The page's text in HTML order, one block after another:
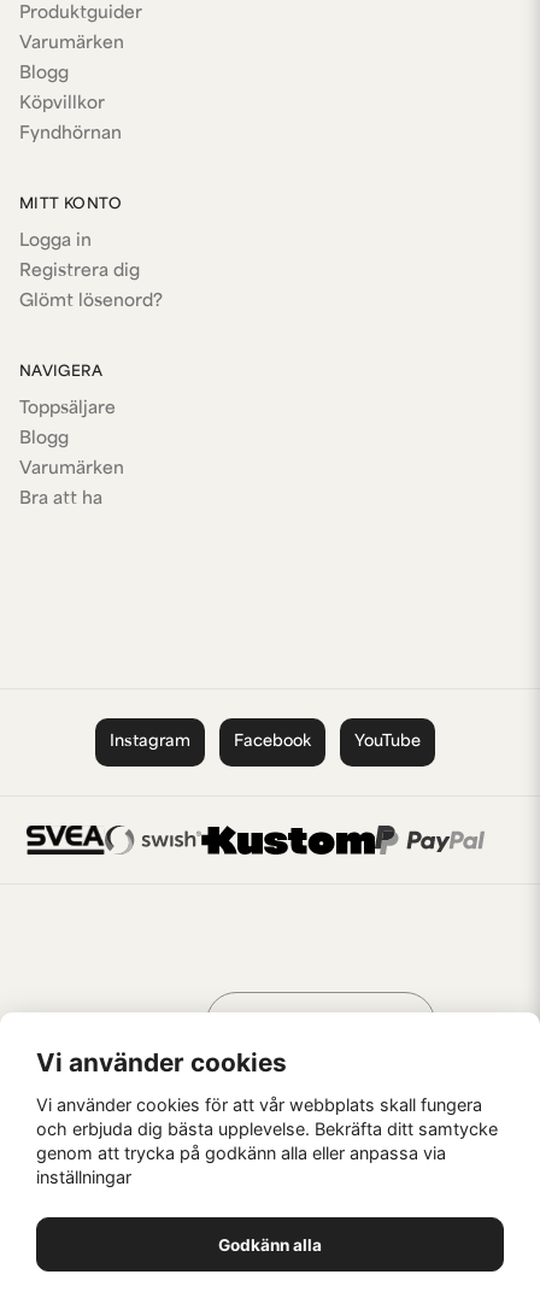
Produktguider
Varumärken
Blogg
Köpvillkor
Fyndhörnan
MITT KONTO
Logga in
Registrera dig
Glömt lösenord?
NAVIGERA
Toppsäljare
Blogg
Varumärken
Bra att ha
Instagram Facebook YouTube
Kaffebrus AB, Förskeppsgatan 2, 271 55 Ystad
AV KREATÖRER
Vi använder cookies
Vi använder cookies för att vår webbplats skall fungera
och erbjuda dig bästa upplevelse. Bekräfta ditt samtycke
genom att trycka på godkänn alla eller anpassa via
inställningar
Godkänn alla